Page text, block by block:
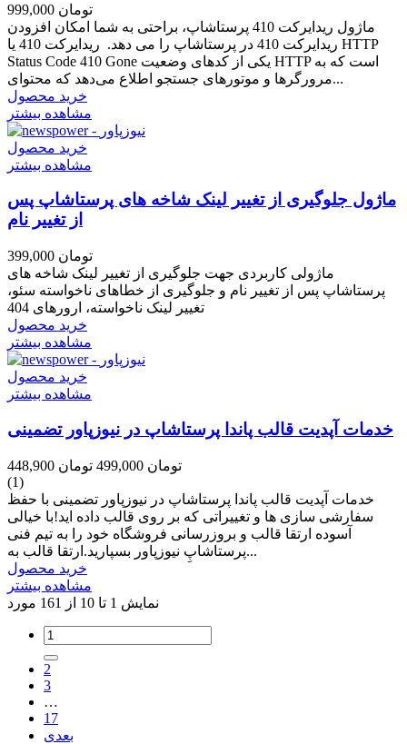
999,000 تومان
ماژول ریدایرکت 410 پرستاشاپ، براحتی به شما امکان افزودن
ریدایرکت 410 در پرستاشاپ را می دهد. ریدایرکت 410 یا HTTP
Status Code 410 Gone یکی از کدهای وضعیت HTTP است که به
مرورگرها و موتورهای جستجو اطلاع می‌دهد که محتوای...
خرید محصول
مشاهده بیشتر
خرید محصول
مشاهده بیشتر
ماژول جلوگیری از تغییر لینک شاخه های پرستاشاپ پس
از تغییر نام
399,000 تومان
ماژولی کاربردی جهت جلوگیری از تغییر لینک شاخه های
پرستاشاپ پس از تغییر نام و جلوگیری از خطاهای ناخواسته سئو،
خرید محصول
مشاهده بیشتر
خرید محصول
مشاهده بیشتر
خدمات آپدیت قالب پاندا پرستاشاپ در نیوزپاور تضمینی
448,900 تومان 499,000 تومان
(1)
خدمات آپدیت قالب پاندا پرستاشاپ در نیوزپاور تضمینی با حفظ
سفارشی سازی ها و تغییراتی که بر روی قالب داده اید!با خیالی
آسوده ارتقا قالب و بروزرسانی فروشگاه خود را به تیم فنی
پرستاشاپِ نیوزپاور بسپارید.ارتقا قالب به...
خرید محصول
مشاهده بیشتر
نمایش 1 تا 10 از 161 مورد
2
3
…
17
بعدی